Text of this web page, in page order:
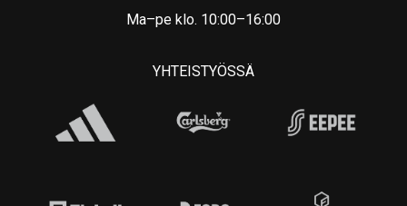
Ma–pe klo. 10:00–16:00
YHTEISTYÖSSÄ